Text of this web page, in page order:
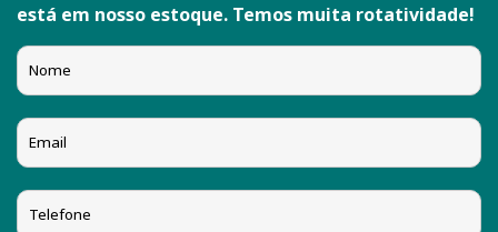
está em nosso estoque. Temos muita rotatividade!